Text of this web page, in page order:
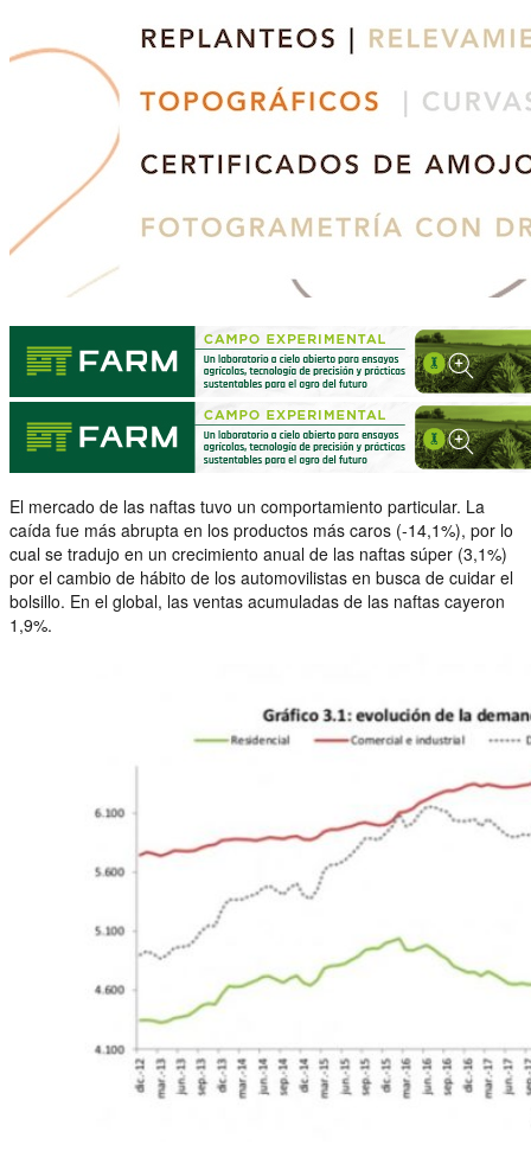
El mercado de las naftas tuvo un comportamiento particular. La
caída fue más abrupta en los productos más caros (-14,1%), por lo
cual se tradujo en un crecimiento anual de las naftas súper (3,1%)
por el cambio de hábito de los automovilistas en busca de cuidar el
bolsillo. En el global, las ventas acumuladas de las naftas cayeron
1,9%.